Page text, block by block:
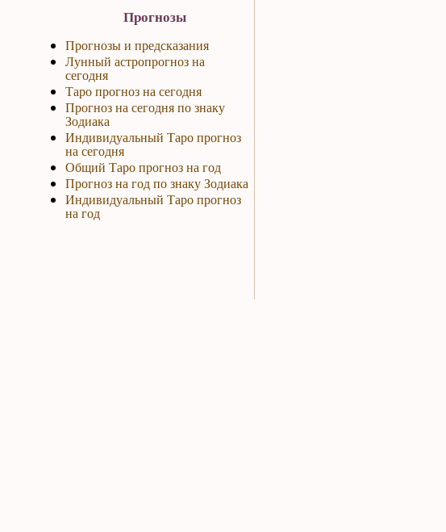
Прогнозы
Прогнозы и предсказания
Лунный астропрогноз на
сегодня
Таро прогноз на сегодня
Прогноз на сегодня по знаку
Зодиака
Индивидуальный Таро прогноз
на сегодня
Общий Таро прогноз на год
Прогноз на год по знаку Зодиака
Индивидуальный Таро прогноз
на год